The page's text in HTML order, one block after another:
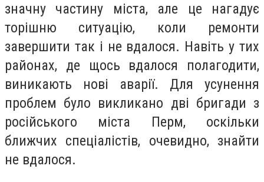
значну частину міста, але це нагадує
торішню ситуацію, коли ремонти
завершити так і не вдалося. Навіть у тих
районах, де щось вдалося полагодити,
виникають нові аварії. Для усунення
проблем було викликано дві бригади з
російського міста Перм, оскільки
ближчих спеціалістів, очевидно, знайти
не вдалося.